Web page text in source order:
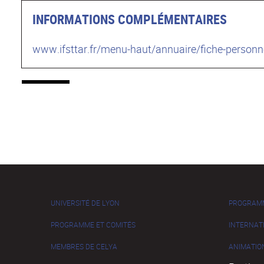
INFORMATIONS COMPLÉMENTAIRES
www.ifsttar.fr/menu-haut/annuaire/fiche-
UNIVERSITÉ DE LYON
PROGRAMME ET COMITÉS
MEMBRES DE CELYA